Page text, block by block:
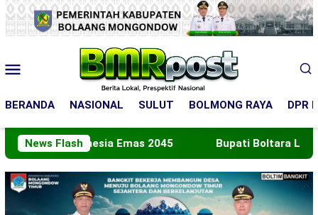
Loncat
ke
konten
Mobile
BERANDA NASIONAL SULUT BOLMONG RAYA DPR
News FlashEmas 2045 Bupati Boltara Lepas